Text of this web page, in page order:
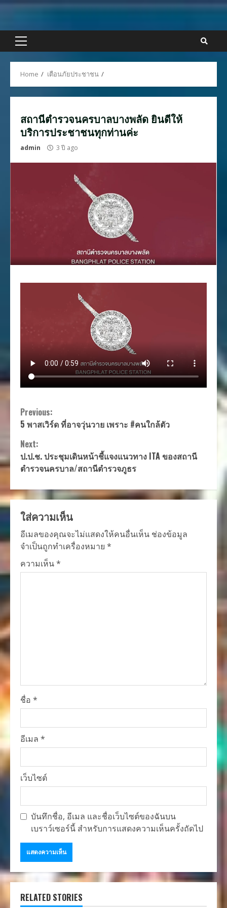
Skip
content
Primary
Home เตือนภัยประชาชน
สถานีตำรวจนครบาลบางพลัด ยินดีให้
บริการประชาชนทุกท่านค่ะ
admin 3 ปี ago
Continue
Reading
Previous:
5 พาสเวิร์ด ที่อาจวุ่นวาย เพราะ #คนใกล้ตัว
Next:
ป.ป.ช. ประชุมเดินหน้าชี้แจงแนวทาง ITA ของสถานี
ตำรวจนครบาล/สถานีตำรวจภูธร
ใส่ความเห็น
อีเมลของคุณจะไม่แสดงให้คนอื่นเห็น ช่องข้อมูล
จำเป็นถูกทำเครื่องหมาย *
ความเห็น*
ชื่อ *
อีเมล *
เว็บไซต์
บันทึกชื่อ, อีเมล และชื่อเว็บไซต์ของฉันบน
เบราว์เซอร์นี้ สำหรับการแสดงความเห็นครั้งถัดไป
RELATED STORIES